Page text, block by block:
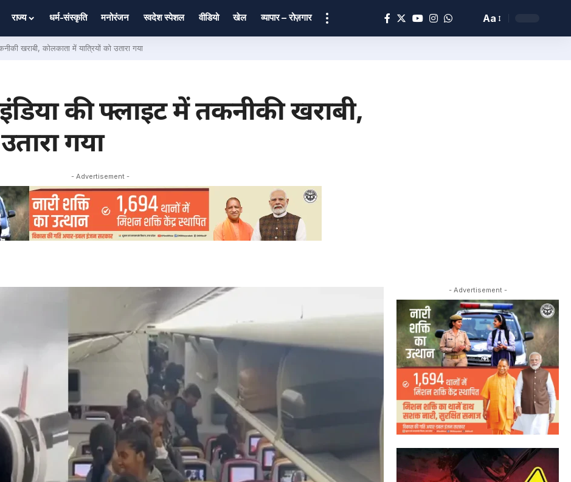
राज्य धर्म-संस्कृति मनोरंजन स्वदेश स्पेशल वीडियो खेल व्यापार – रोज़गार Aa
खराबी, कोलकाता में यात्रियों को उतारा गया
की फ्लाइट में तकनीकी खराबी,
गया
- Advertisement -
- Advertisement -